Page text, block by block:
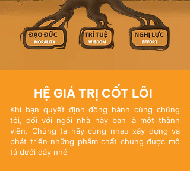
HỆ GIÁ TRỊ CỐT LÕI
Khi bạn quyết định đồng hành cùng chúng
tôi, đối với ngôi nhà này bạn là một thành
viên. Chúng ta hãy cùng nhau xây dựng và
phát triển những phẩm chất chung được mô
tả dưới đây nhé